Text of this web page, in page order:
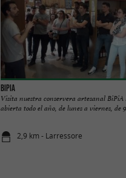
BiPia
Visita nuestra conservera artesanal BiPiA
abierta todo el año, de lunes a viernes, de 9
2,9 km - Larressore